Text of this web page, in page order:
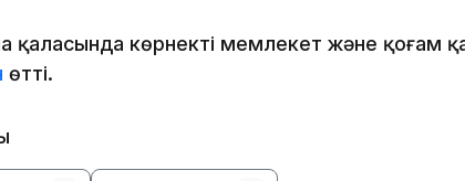
қаласында көрнекті мемлекет және қоғам
өтті.